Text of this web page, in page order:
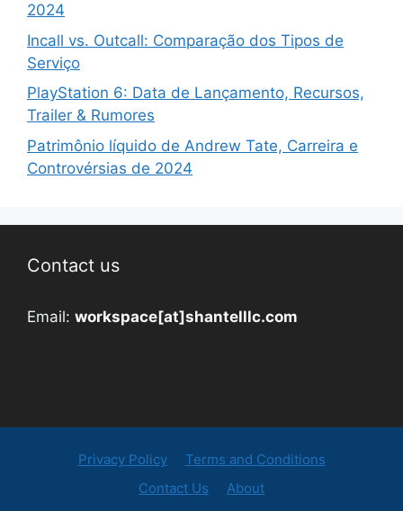
2024
Incall vs. Outcall: Comparação dos Tipos de
Serviço
PlayStation 6: Data de Lançamento, Recursos,
Trailer & Rumores
Patrimônio líquido de Andrew Tate, Carreira e
Controvérsias de 2024
Contact us
Email: workspace[at]shantelllc.com
Privacy Policy
Terms and Conditions
Contact Us
About